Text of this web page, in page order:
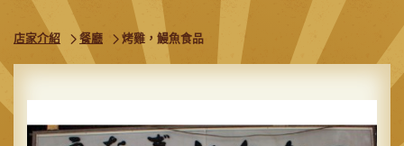
店家介紹 餐廳 烤雞，鰻魚食品